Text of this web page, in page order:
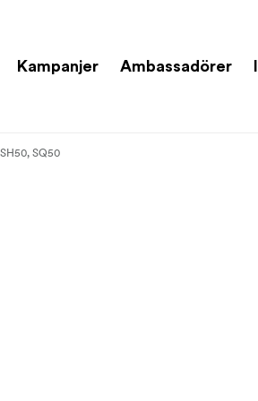
Kampanjer Ambassadörer
SQ50